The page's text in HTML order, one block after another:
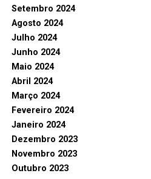
Setembro 2024
Agosto 2024
Julho 2024
Junho 2024
Maio 2024
Abril 2024
Março 2024
Fevereiro 2024
Janeiro 2024
Dezembro 2023
Novembro 2023
Outubro 2023